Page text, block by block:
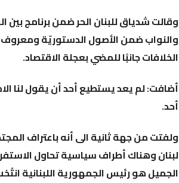
وقالت شدياق للبنان الحر ضمن برنامج
والنواب ضمن الأصول الدستوريّة
الخلافات جانبًا للمضي بعجلة الاقتصاد.
أضافت: لم يعد يستطيع أحد أن يقول لنا
أحد.
ولفتت من جهة ثانية الى أنه باعتراف
لبنان وهناك أطراف سياسية تحاول
الجميل هو رئيس الجمهورية اللبنانية